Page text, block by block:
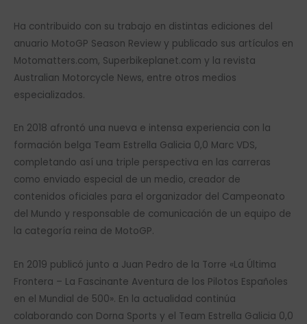
Ha contribuido con su trabajo en distintas ediciones del
anuario MotoGP Season Review y publicado sus artículos en
Motomatters.com, Superbikeplanet.com y la revista
Australian Motorcycle News, entre otros medios
especializados.
En 2018 afrontó una nueva e intensa experiencia con la
formación belga Team Estrella Galicia 0,0 Marc VDS,
completando así una triple perspectiva en las carreras
como enviado especial de un medio, creador de
contenidos oficiales para el organizador del Campeonato
del Mundo y responsable de comunicación de un equipo de
la categoría reina de MotoGP.
En 2019 publicó junto a Juan Pedro de la Torre «La Última
Frontera – La Fascinante Aventura de los Pilotos Españoles
en el Mundial de 500». En la actualidad continúa
colaborando con Dorna Sports y el Team Estrella Galicia 0,0